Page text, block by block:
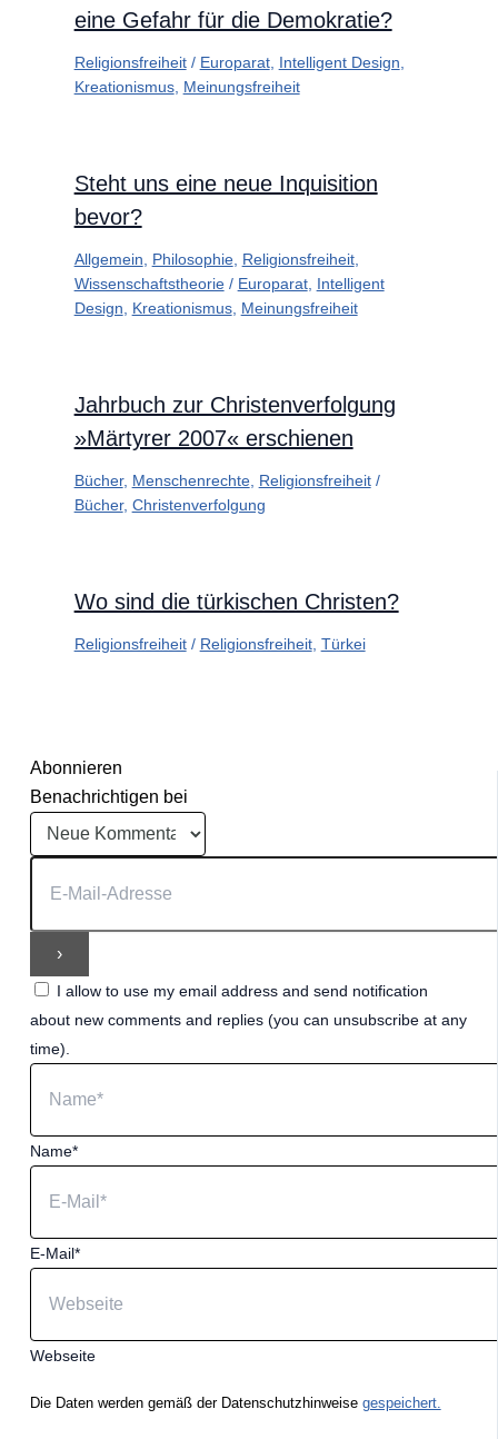
eine Gefahr für die Demokratie?
Religionsfreiheit/ Europarat, Intelligent Design
Kreationismus, Meinungsfreiheit
Steht uns eine neue Inquisition
bevor?
Allgemein Philosophie, Religionsfreiheit,
Wissenschaftstheorie/ Europarat, Intelligent
Design
Kreationismus, Meinungsfreiheit
Jahrbuch zur Christenverfolgung
»Märtyrer 2007« erschienen
Bücher, Menschenrechte, Religionsfreiheit/
Bücher, Christenverfolgung
Wo sind die türkischen Christen?
Religionsfreiheit/ Religionsfreiheit, Türkei
Abonnieren
Benachrichtigen bei
I allow to use my email address and send notification
about new comments and replies (you can unsubscribe at any
time).
Name*
E-Mail*
Webseite
Die Daten werden gemäß der Datenschutzhinweise gespeichert.